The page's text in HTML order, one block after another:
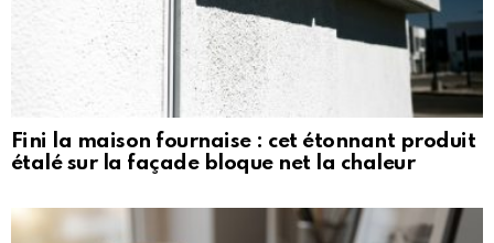
Fini la maison fournaise : cet étonnant produit
étalé sur la façade bloque net la chaleur